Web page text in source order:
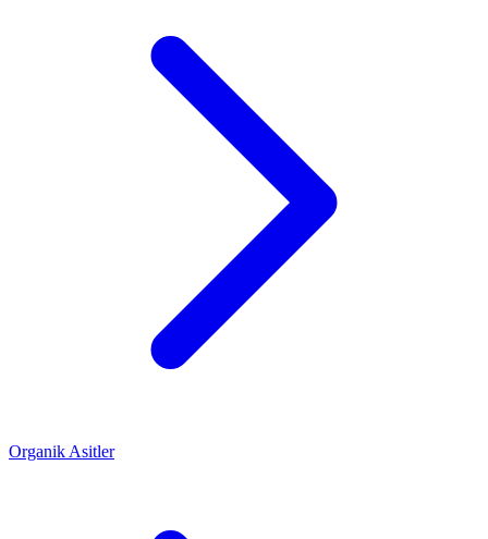
Organik Asitler